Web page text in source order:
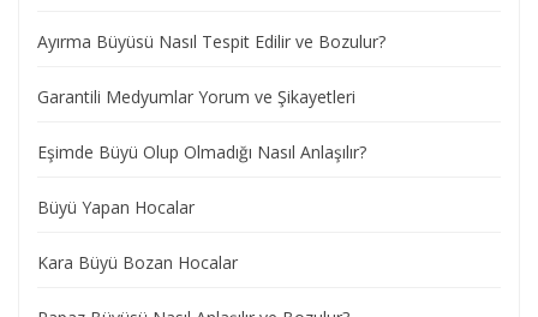
Ayırma Büyüsü Nasıl Tespit Edilir ve Bozulur?
Garantili Medyumlar Yorum ve Şikayetleri
Eşimde Büyü Olup Olmadığı Nasıl Anlaşılır?
Büyü Yapan Hocalar
Kara Büyü Bozan Hocalar